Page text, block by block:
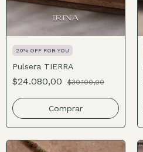
20% OFF FOR YOU
Pulsera TIERRA
$24.080,00 $30.100,00
Comprar